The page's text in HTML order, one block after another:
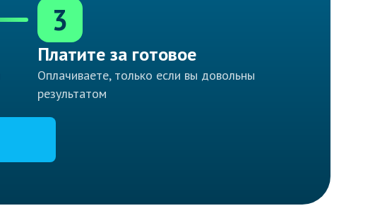
3
Платите за готовое
Оплачиваете, только если вы довольны
результатом